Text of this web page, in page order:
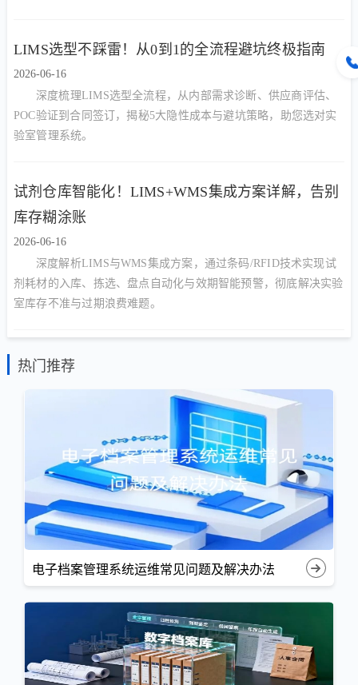
LIMS选型不踩雷！从0到1的全流程避坑终极指南
2026-06-16
深度梳理LIMS选型全流程，从内部需求诊断、供应商评估、
POC验证到合同签订，揭秘5大隐性成本与避坑策略，助您选对实
验室管理系统。
试剂仓库智能化！LIMS+WMS集成方案详解，告别
库存糊涂账
2026-06-16
深度解析LIMS与WMS集成方案，通过条码/RFID技术实现试
剂耗材的入库、拣选、盘点自动化与效期智能预警，彻底解决实验
室库存不准与过期浪费难题。
热门推荐
电子档案管理系统运维常见问题及解决办法